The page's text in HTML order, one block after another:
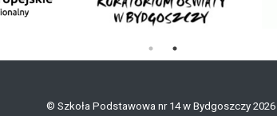
© Szkoła Podstawowa nr 14 w Bydgoszczy 2026 .